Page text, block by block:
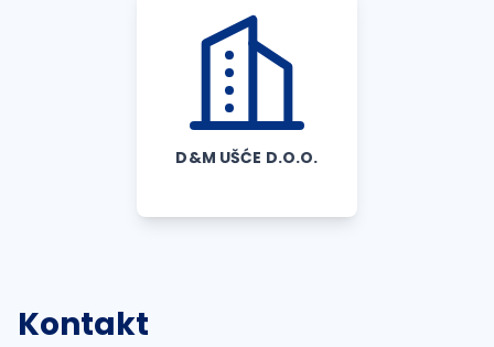
D&M UŠĆE D.O.O.
Kontakt